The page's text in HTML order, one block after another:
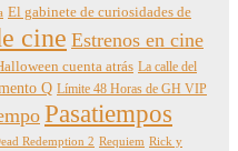
El gabinete de curiosidades de
cine Estrenos en cine
cuenta atrás La calle del
Q Límite 48 Horas de GH VIP
Pasatiempos
Redemption 2 Requiem Rick y